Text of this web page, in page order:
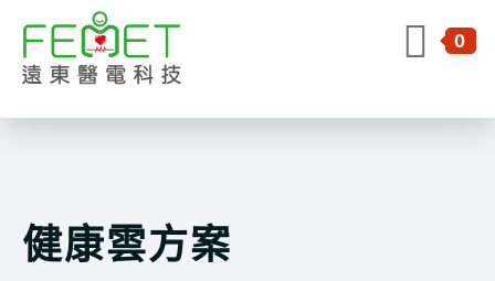
0
健康雲方案